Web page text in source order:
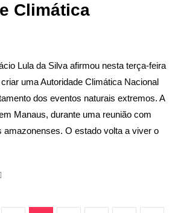
Climática
Lula da Silva afirmou nesta terça-feira
uma Autoridade Climática Nacional
dos eventos naturais extremos. A
Manaus, durante uma reunião com
amazonenses. O estado volta a viver o